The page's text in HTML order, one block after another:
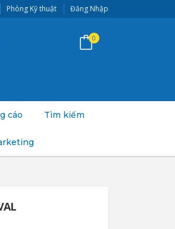
Phòng Kỹ thuật Đăng Nhập
0
cáo Tìm kiếm